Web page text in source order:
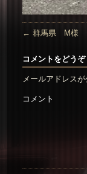
← 群馬県 M様
コメントをどうぞ
メールアドレス
コメント